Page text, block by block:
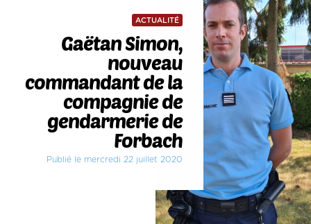
ACTUALITÉ
Gaëtan Simon,
nouveau
commandant de la
compagnie de
gendarmerie de
Forbach
Publié le mercredi 22 juillet 2020